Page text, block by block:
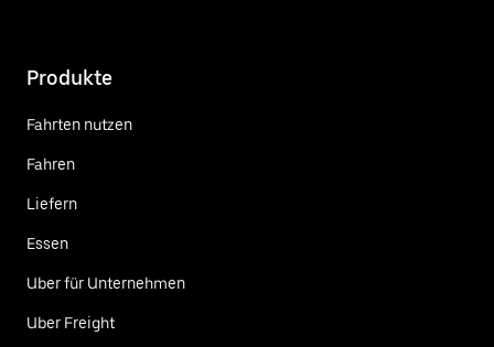
Produkte
Fahrten nutzen
Fahren
Liefern
Essen
Uber für Unternehmen
Uber Freight